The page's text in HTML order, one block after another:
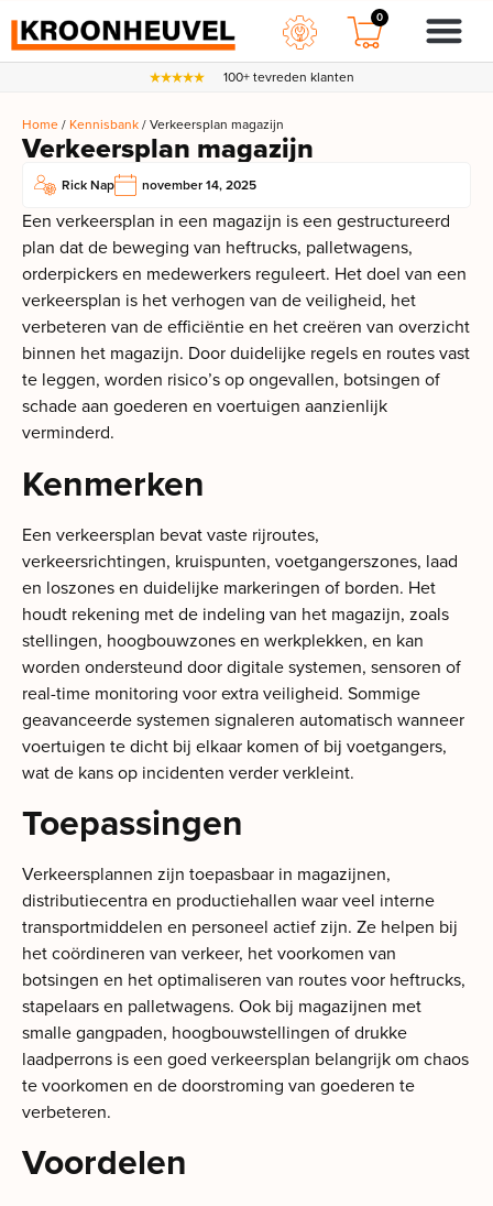
0
100+ tevreden klanten
Home/ Kennisbank/ Verkeersplan magazijn
Verkeersplan magazijn
Rick Nap november 14, 2025
Een verkeersplan in een magazijn is een gestructureerd
plan dat de beweging van heftrucks, palletwagens,
orderpickers en medewerkers reguleert. Het doel van een
verkeersplan is het verhogen van de veiligheid, het
verbeteren van de efficiëntie en het creëren van overzicht
binnen het magazijn. Door duidelijke regels en routes vast
te leggen, worden risico’s op ongevallen, botsingen of
schade aan goederen en voertuigen aanzienlijk
verminderd.
Kenmerken
Een verkeersplan bevat vaste rijroutes,
verkeersrichtingen, kruispunten, voetgangerszones, laad
en loszones en duidelijke markeringen of borden. Het
houdt rekening met de indeling van het magazijn, zoals
stellingen, hoogbouwzones en werkplekken, en kan
worden ondersteund door digitale systemen, sensoren of
real-time monitoring voor extra veiligheid. Sommige
geavanceerde systemen signaleren automatisch wanneer
voertuigen te dicht bij elkaar komen of bij voetgangers,
wat de kans op incidenten verder verkleint.
Toepassingen
Verkeersplannen zijn toepasbaar in magazijnen,
distributiecentra en productiehallen waar veel interne
transportmiddelen en personeel actief zijn. Ze helpen bij
het coördineren van verkeer, het voorkomen van
botsingen en het optimaliseren van routes voor heftrucks,
stapelaars en palletwagens. Ook bij magazijnen met
smalle gangpaden, hoogbouwstellingen of drukke
laadperrons is een goed verkeersplan belangrijk om chaos
te voorkomen en de doorstroming van goederen te
verbeteren.
Voordelen